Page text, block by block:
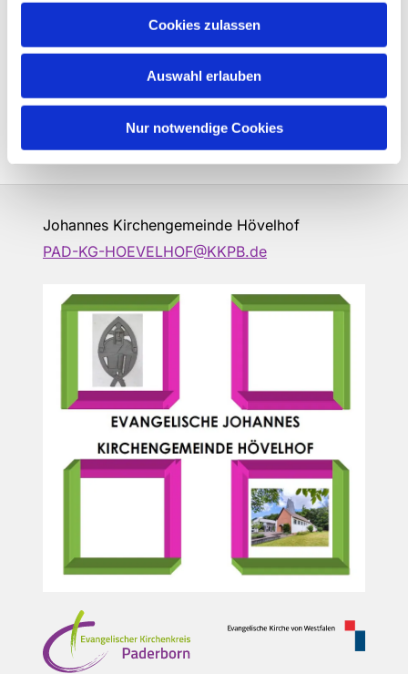
Cookies zulassen
Auswahl erlauben
Nur notwendige Cookies
Johannes Kirchengemeinde Hövelhof
PAD-KG-HOEVELHOF@KKPB.de